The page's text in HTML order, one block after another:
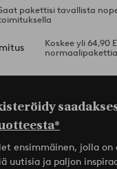
pakettisi tavallista
Koskee yli 64,90
normaalipakettia
ensimmäinen, jolla on
uutisia ja paljon